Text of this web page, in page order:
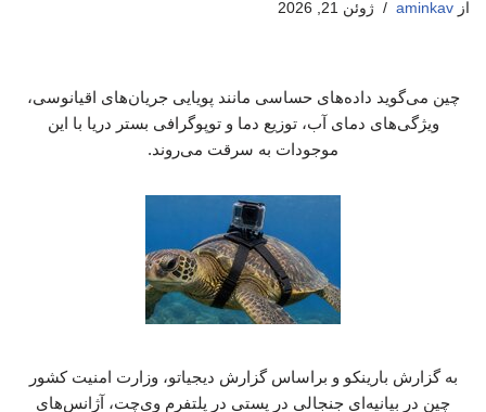
از aminkav ژوئن 21, 2026
چین می‌گوید داده‌های حساسی مانند پویایی جریان‌های اقیانوسی،
ویژگی‌های دمای آب، توزیع دما و توپوگرافی بستر دریا با این
موجودات به سرقت می‌روند.
به گزارش بارینکو و براساس گزارش دیجیاتو، وزارت امنیت کشور
چین در بیانیه‌ای جنجالی در پستی در پلتفرم وی‌چت، آژانس‌های